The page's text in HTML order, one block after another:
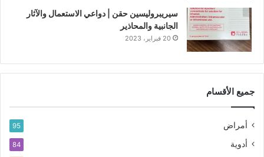
سيريبروليسين حقن | دواعي الاستعمال والآثار
الجانبية والمحاذير
20 فبراير، 2023
جميع الأقسام
أمراض 95
أدوية 84